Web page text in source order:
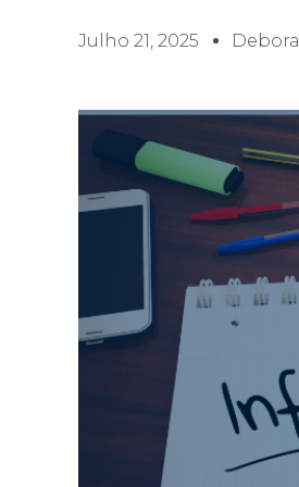
Julho 21, 2025 Debora